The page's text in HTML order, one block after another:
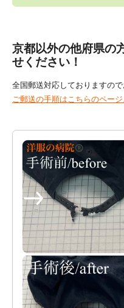
京都以外の他府県の
せください！
全国郵送対応しておりますので
ご郵送の手順はこちらのページ